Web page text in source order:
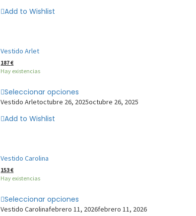
Add to Wishlist
Vestido Arlet
187€
Hay existencias
Seleccionar opciones
Vestido Arletoctubre 26, 2025octubre 26, 2025
Add to Wishlist
Vestido Carolina
153€
Hay existencias
Seleccionar opciones
Vestido Carolinafebrero 11, 2026febrero 11, 2026